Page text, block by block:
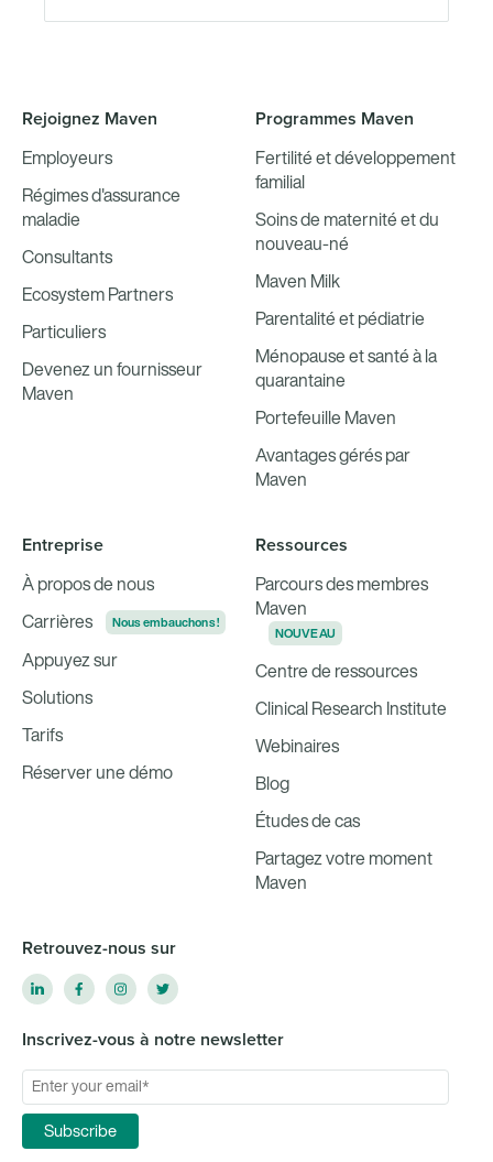
Rejoignez Maven
Employeurs
Régimes d'assurance
maladie
Consultants
Ecosystem Partners
Particuliers
Devenez un fournisseur
Maven
Programmes Maven
Fertilité et développement
familial
Soins de maternité et du
nouveau-né
Maven Milk
Parentalité et pédiatrie
Ménopause et santé à la
quarantaine
Portefeuille Maven
Avantages gérés par
Maven
Entreprise
À propos de nous
Carrières
Nous embauchons !
Appuyez sur
Solutions
Tarifs
Réserver une démo
Ressources
Parcours des membres
Maven
NOUVEAU
Centre de ressources
Clinical Research Institute
Webinaires
Blog
Études de cas
Partagez votre moment
Maven
Retrouvez-nous sur
Inscrivez-vous à notre newsletter